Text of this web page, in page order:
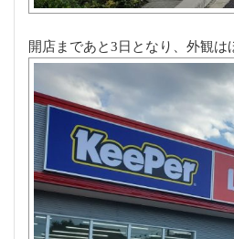
開店まであと3日となり、外観は